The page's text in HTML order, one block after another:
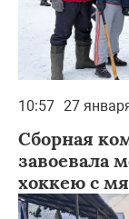
10:57 27
Сборная
завоевала
хоккею с